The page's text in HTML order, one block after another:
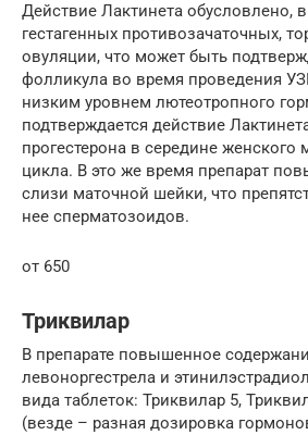
Действие Лактинета обусловлено,
гестагенных противозачаточных,
овуляции, что может быть
фолликула во время проведения
низким уровнем лютеотропного
подтверждается действие
прогестерона в середине женского
цикла. В это же время препарат
слизи маточной шейки, что
нее сперматозоидов.
от 650
Триквилар
В препарате повышенное
левоноргестрела и
вида таблеток: Триквилар 5,
(везде – разная дозировка